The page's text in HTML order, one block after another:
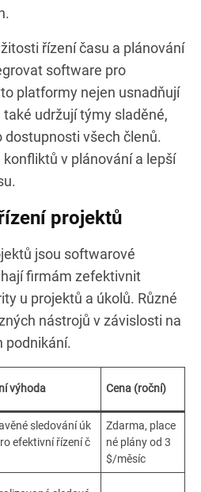
řízení času a plánování
software pro
platformy nejen usnadňují
udržují týmy sladěné,
všech členů.
v plánování a lepší
projektů
jsou softwarové
firmám zefektivnit
u projektů a úkolů. Různé
nástrojů v závislosti na
podnikání.
výhoda Cena (roční)
sledování úk
efektivní řízení č
Zdarma, place
né plány od 3
$/měsíc